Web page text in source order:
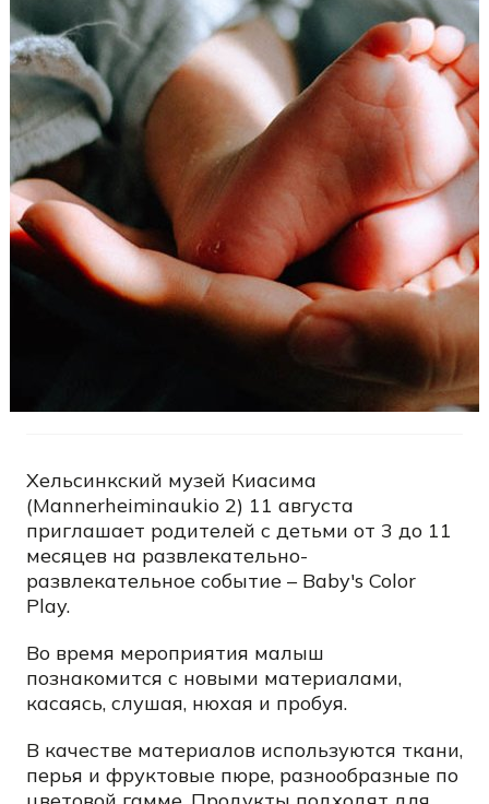
Хельсинкский музей Киасима
(Mannerheiminaukio 2) 11 августа
приглашает родителей с детьми от 3 до 11
месяцев на развлекательно-
развлекательное событие – Baby's Color
Play.
Во время мероприятия малыш
познакомится с новыми материалами,
касаясь, слушая, нюхая и пробуя.
В качестве материалов используются ткани,
перья и фруктовые пюре, разнообразные по